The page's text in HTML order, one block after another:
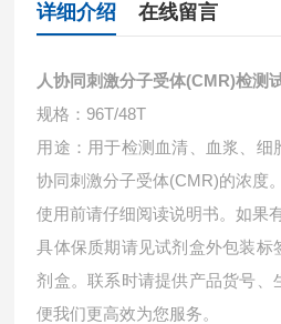
详细介绍 在线留言
人协同刺激分子受体(CMR)检测
规格：96T/48T
用途：用于检测血清、血浆、细
协同刺激分子受体(CMR)的浓度。
使用前请仔细阅读说明书。如果
具体保质期请见试剂盒外包装标
剂盒。联系时请提供产品货号、
便我们更高效为您服务。